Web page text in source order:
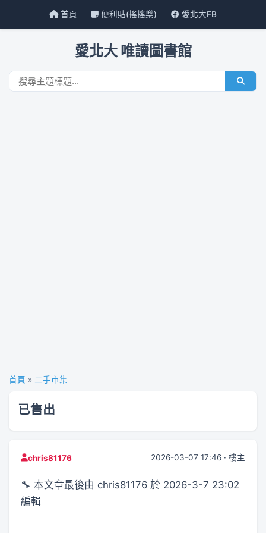
首頁 便利貼(搖搖樂) 愛北大FB
愛北大 唯讀圖書館
首頁 » 二手市集
已售出
chris81176 2026-03-07 17:46 · 樓主
🔧 本文章最後由 chris81176 於 2026-3-7 23:02
編輯